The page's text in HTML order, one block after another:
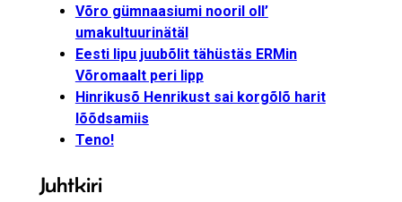
Võro gümnaasiumi nooril oll’
umakultuurinätäl
Eesti lipu juubõlit tähüstäs ERMin
Võromaalt peri lipp
Hinrikusõ Henrikust sai korgõlõ harit
lõõdsamiis
Teno!
Juhtkiri